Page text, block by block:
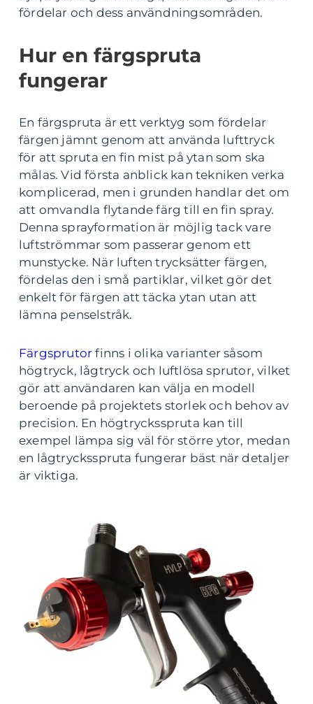
fördelar och dess användningsområden.
Hur en färgspruta
fungerar
En färgspruta är ett verktyg som fördelar
färgen jämnt genom att använda lufttryck
för att spruta en fin mist på ytan som ska
målas. Vid första anblick kan tekniken verka
komplicerad, men i grunden handlar det om
att omvandla flytande färg till en fin spray.
Denna sprayformation är möjlig tack vare
luftströmmar som passerar genom ett
munstycke. När luften trycksätter färgen,
fördelas den i små partiklar, vilket gör det
enkelt för färgen att täcka ytan utan att
lämna penselstråk.
Färgsprutor finns i olika varianter såsom
högtryck, lågtryck och luftlösa sprutor, vilket
gör att användaren kan välja en modell
beroende på projektets storlek och behov av
precision. En högtrycksspruta kan till
exempel lämpa sig väl för större ytor, medan
en lågtrycksspruta fungerar bäst när detaljer
är viktiga.